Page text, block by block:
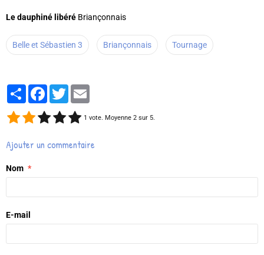
Le dauphiné libéré Briançonnais
Belle et Sébastien 3 Briançonnais Tournage
PartagerFacebook
Twitter
1 vote. Moyenne 2 sur 5.
Ajouter un commentaire
Nom
E-mail